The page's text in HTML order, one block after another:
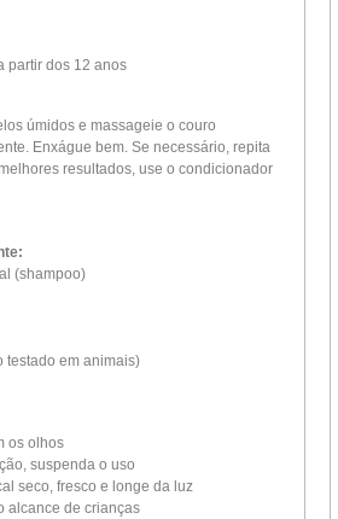
partir dos 12 anos
úmidos e massageie o couro
Enxágue bem. Se necessário, repita
resultados, use o condicionador
(shampoo)
testado em animais)
os olhos
suspenda o uso
seco, fresco e longe da luz
alcance de crianças